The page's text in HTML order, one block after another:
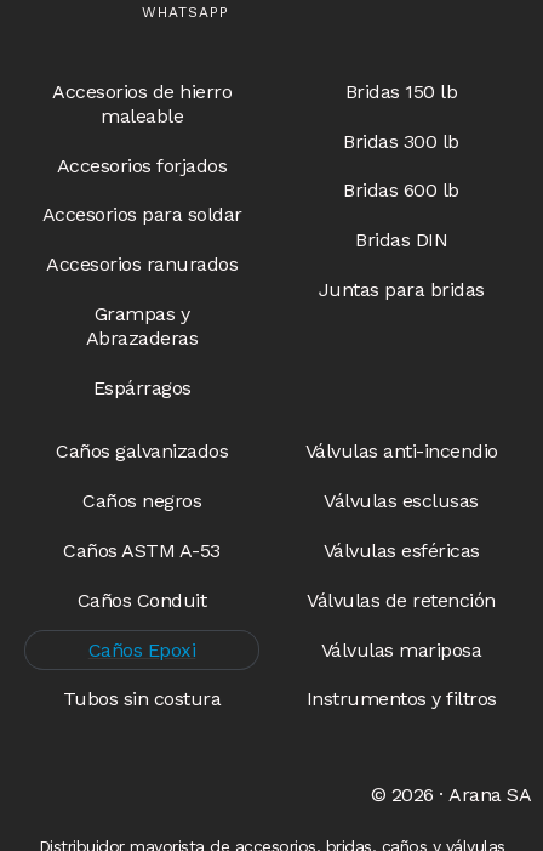
WHATSAPP
Accesorios de hierro
maleable
Accesorios forjados
Accesorios para soldar
Accesorios ranurados
Grampas y
Abrazaderas
Espárragos
Bridas 150 lb
Bridas 300 lb
Bridas 600 lb
Bridas DIN
Juntas para bridas
Caños galvanizados
Caños negros
Caños ASTM A-53
Caños Conduit
Caños Epoxi
Tubos sin costura
Válvulas anti-incendio​
Válvulas esclusas​
Válvulas esféricas
Válvulas de retención
Válvulas mariposa
Instrumentos y filtros
© 2026 · Arana SA
Distribuidor mayorista de accesorios, bridas, caños y válvulas